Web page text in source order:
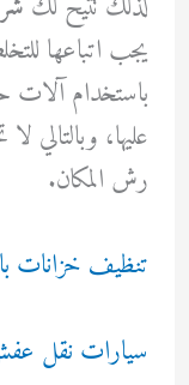
يجب اتباعها
باستخدام آلات
عليها، وبالتالي
رش المكان.
تنظيف خزانات
سيارات نقل